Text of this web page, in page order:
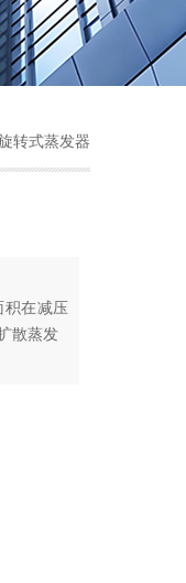
转式蒸发器
积在减压
散蒸发